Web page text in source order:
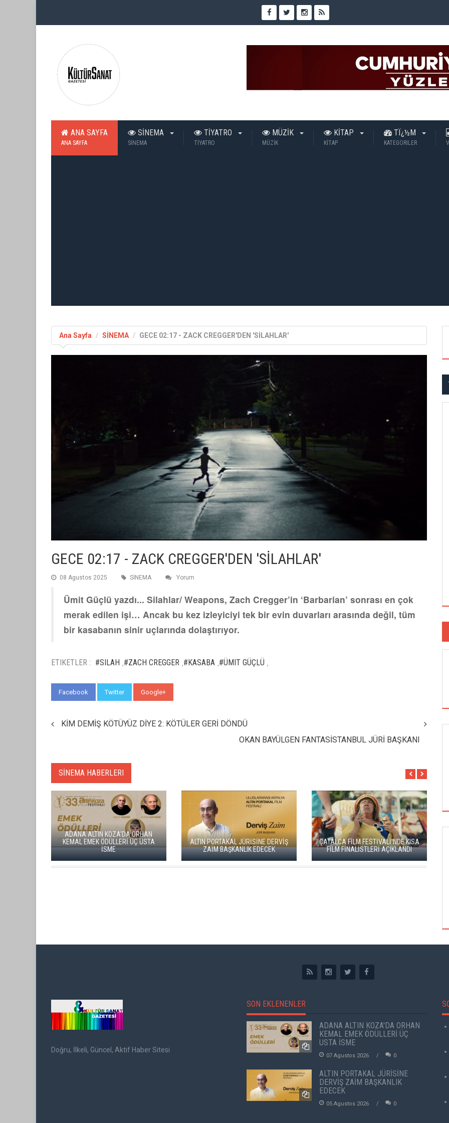
ANA SAYFA
ANA SAYFA
SİNEMA
SİNEMA
TİYATRO
TİYATRO
MÜZİK
MÜZİK
KİTAP
KİTAP
TÏ¿½M
KATEGORILER
Ana Sayfa SİNEMA GECE 02:17 - ZACK CREGGER'DEN 'SİLAHLAR'
GECE 02:17 - ZACK CREGGER'DEN 'SİLAHLAR'
08 Agustos 2025 SİNEMA Yorum
Ümit Güçlü yazdı... Silahlar/ Weapons, Zach Cregger’in ‘Barbarian’ sonrası en çok
merak edilen işi… Ancak bu kez izleyiciyi tek bir evin duvarları arasında değil, tüm
bir kasabanın sinir uçlarında dolaştırıyor.
ETIKETLER : #SILAH #ZACH CREGGER #KASABA #ÜMIT GÜÇLÜ
Facebook Twitter Google+
KİM DEMİŞ KÖTÜYÜZ DİYE 2: KÖTÜLER GERİ DÖNDÜ
OKAN BAYÜLGEN FANTASİSTANBUL JÜRİ BAŞKANI
SİNEMA HABERLERI
ADANA ALTIN KOZA'DA ORHAN
KEMAL EMEK ÖDÜLLERİ ÜÇ USTA
İSME
ALTIN PORTAKAL JÜRİSİNE DERVİŞ
ZAİM BAŞKANLIK EDECEK
ÇATALCA FİLM FESTİVALİ'NDE KISA
FİLM FİNALİSTLERİ AÇIKLANDI SİNEMA
Doğru, İlkeli, Güncel, Aktif Haber Sitesi
SON EKLENENLER
ADANA ALTIN KOZA'DA ORHAN
KEMAL EMEK ÖDÜLLERİ ÜÇ
USTA İSME
07 Agustos 2026 0
ALTIN PORTAKAL JÜRİSİNE
DERVİŞ ZAİM BAŞKANLIK
EDECEK
05 Agustos 2026 0